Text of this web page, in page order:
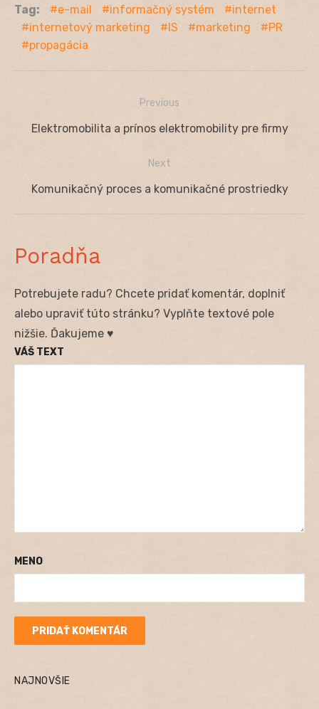
Tag: e-mail informačný systém
internet
internetový marketing
IS marketing
PR
propagácia
Navigácia
Previous
Previous
Elektromobilita a prínos elektromobility pre firmy
Next
Next
Komunikačný proces a komunikačné prostriedky
Poradňa
Potrebujete radu? Chcete pridať komentár, doplniť
alebo upraviť túto stránku? Vyplňte textové pole
nižšie. Ďakujeme ♥
VÁŠ TEXT
MENO
NAJNOVŠIE